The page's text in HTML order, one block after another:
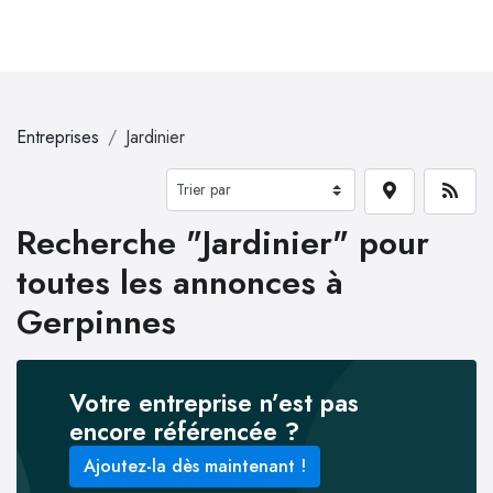
Entreprises Jardinier
Recherche "Jardinier" pour
toutes les annonces à
Gerpinnes
Votre entreprise n’est pas
encore référencée ?
Ajoutez-la dès maintenant !